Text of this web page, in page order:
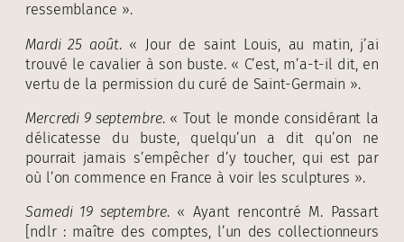
ressemblance ».
Mardi 25 août. « Jour de saint Louis, au matin, j’ai
trouvé le cavalier à son buste. « C’est, m’a-t-il dit, en
vertu de la permission du curé de Saint-Germain ».
Mercredi 9 septembre. « Tout le monde considérant la
délicatesse du buste, quelqu’un a dit qu’on ne
pourrait jamais s’empêcher d’y toucher, qui est par
où l’on commence en France à voir les sculptures ».
Samedi 19 septembre. « Ayant rencontré M. Passart
[ndlr : maître des comptes, l’un des collectionneurs